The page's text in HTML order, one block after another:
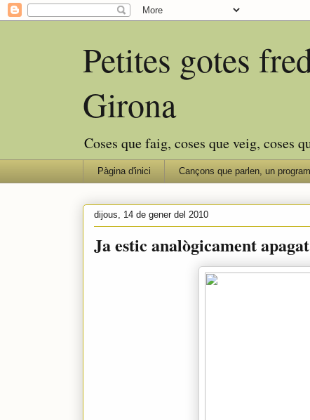
Petites gotes
Girona
Coses que faig, coses que veig, coses
Pàgina d'inici Cançons que parlen, un
dijous, 14 de gener del 2010
Ja estic analògicament